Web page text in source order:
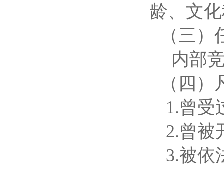
龄、文
（三
内部
（四
1.曾受
2.曾被
3.被依